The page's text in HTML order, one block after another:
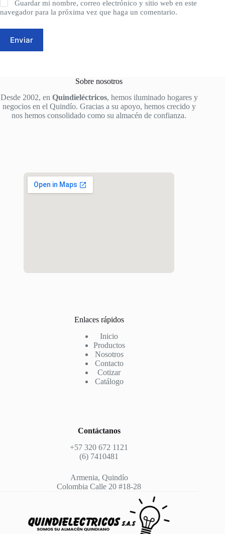
Guardar mi nombre, correo electrónico y sitio web en este
navegador para la próxima vez que haga un comentario.
Enviar
Sobre nosotros
Desde 2002, en Quindieléctricos, hemos iluminado hogares y
negocios en el Quindío. Gracias a su apoyo, hemos crecido y
nos hemos consolidado como su almacén de confianza.
Enlaces rápidos
Inicio
Productos
Nosotros
Contacto
Cotizar
Catálogo
Contáctanos
+57 320 672 1121
(6) 7410481
Armenia, Quindío
Colombia Calle 20 #18-28